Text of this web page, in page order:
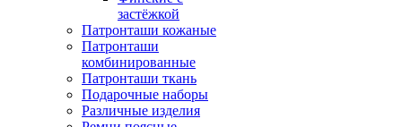
застёжкой
Патронташи кожаные
Патронташи
комбинированные
Патронташи ткань
Подарочные наборы
Различные изделия